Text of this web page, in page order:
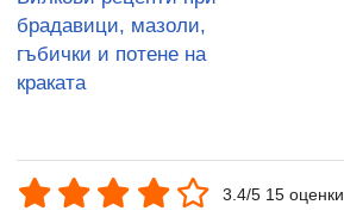
брадавици, мазоли,
гъбички и потене на
краката
3.4/5 15 оценки